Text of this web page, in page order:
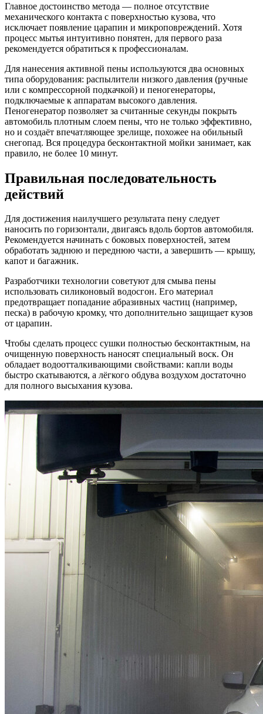
Главное достоинство метода — полное отсутствие
механического контакта с поверхностью кузова, что
исключает появление царапин и микроповреждений. Хотя
процесс мытья интуитивно понятен, для первого раза
рекомендуется обратиться к профессионалам.
Для нанесения активной пены используются два основных
типа оборудования: распылители низкого давления (ручные
или с компрессорной подкачкой) и пеногенераторы,
подключаемые к аппаратам высокого давления.
Пеногенератор позволяет за считанные секунды покрыть
автомобиль плотным слоем пены, что не только эффективно,
но и создаёт впечатляющее зрелище, похожее на обильный
снегопад. Вся процедура бесконтактной мойки занимает, как
правило, не более 10 минут.
Правильная последовательность
действий
Для достижения наилучшего результата пену следует
наносить по горизонтали, двигаясь вдоль бортов автомобиля.
Рекомендуется начинать с боковых поверхностей, затем
обработать заднюю и переднюю части, а завершить — крышу,
капот и багажник.
Разработчики технологии советуют для смыва пены
использовать силиконовый водосгон. Его материал
предотвращает попадание абразивных частиц (например,
песка) в рабочую кромку, что дополнительно защищает кузов
от царапин.
Чтобы сделать процесс сушки полностью бесконтактным, на
очищенную поверхность наносят специальный воск. Он
обладает водоотталкивающими свойствами: капли воды
быстро скатываются, а лёгкого обдува воздухом достаточно
для полного высыхания кузова.